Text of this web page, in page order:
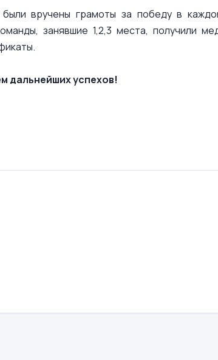
вручены грамоты за победу в
занявшие 1,2,3 места, получили
дальнейших успехов!